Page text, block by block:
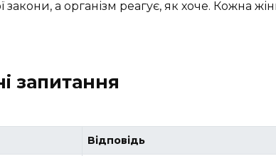
закони, а організм реагує, як хоче. Кожна
запитання
Відповідь